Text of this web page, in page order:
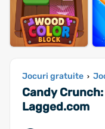
Jocuri gratuite ›
Candy
Lagged.com